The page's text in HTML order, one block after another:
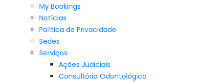
My Bookings
Notícias
Política de Privacidade
Sedes
Serviços
Ações Judiciais
Consultório Odontológico